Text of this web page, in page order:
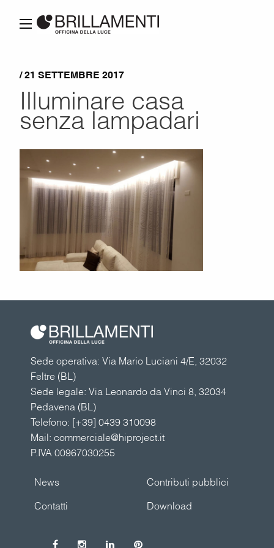
/ 21 SETTEMBRE 2017
Illuminare casa
senza lampadari
Sede operativa: Via Mario Luciani 4/E, 32032
Feltre (BL)
Sede legale: Via Leonardo da Vinci 8, 32034
Pedavena (BL)
Telefono: [+39] 0439 310098
Mail: commerciale@hiproject.it
P.IVA 00967030255
Contributi pubblici
News
Download
Contatti